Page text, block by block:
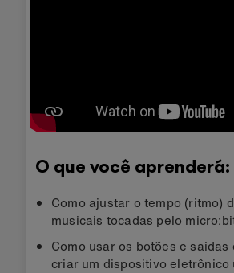
O que você aprenderá:
Como ajustar o tempo (ritmo)
musicais tocadas pelo
Como usar os botões e
criar um dispositivo eletrônico